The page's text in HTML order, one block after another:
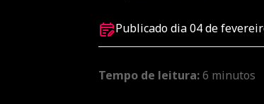
Publicado dia 04 de
Tempo de leitura:6 minutos